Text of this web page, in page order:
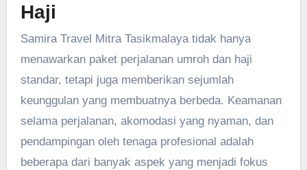
Haji
Samira Travel Mitra Tasikmalaya tidak hanya
menawarkan paket perjalanan umroh dan haji
standar, tetapi juga memberikan sejumlah
keunggulan yang membuatnya berbeda. Keamanan
selama perjalanan, akomodasi yang nyaman, dan
pendampingan oleh tenaga profesional adalah
beberapa dari banyak aspek yang menjadi fokus